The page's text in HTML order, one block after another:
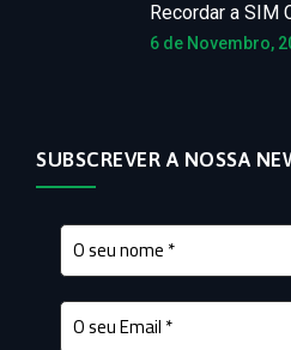
Recordar a SIM
6 de Novembro,
SUBSCREVER A NOSSA